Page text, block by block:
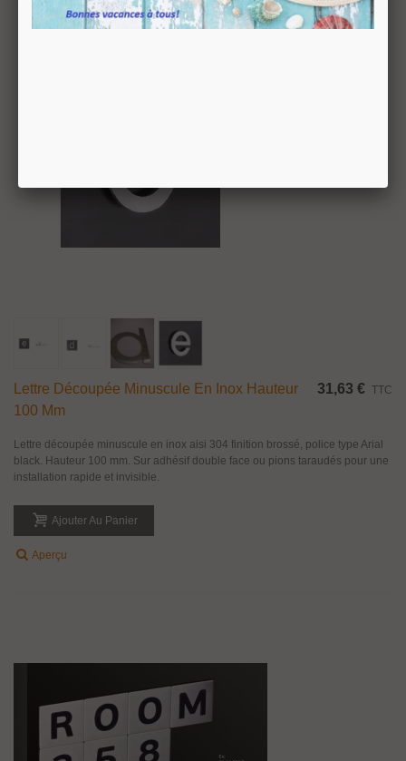
Lettre Découpée Minuscule En Inox Hauteur
100 Mm
31,63 € TTC
Lettre découpée minuscule en inox aisi 304 finition brossé, police type Arial
black. Hauteur 100 mm. Sur adhésif double face ou pions taraudés pour une
installation rapide et invisible.
Ajouter Au Panier
Aperçu